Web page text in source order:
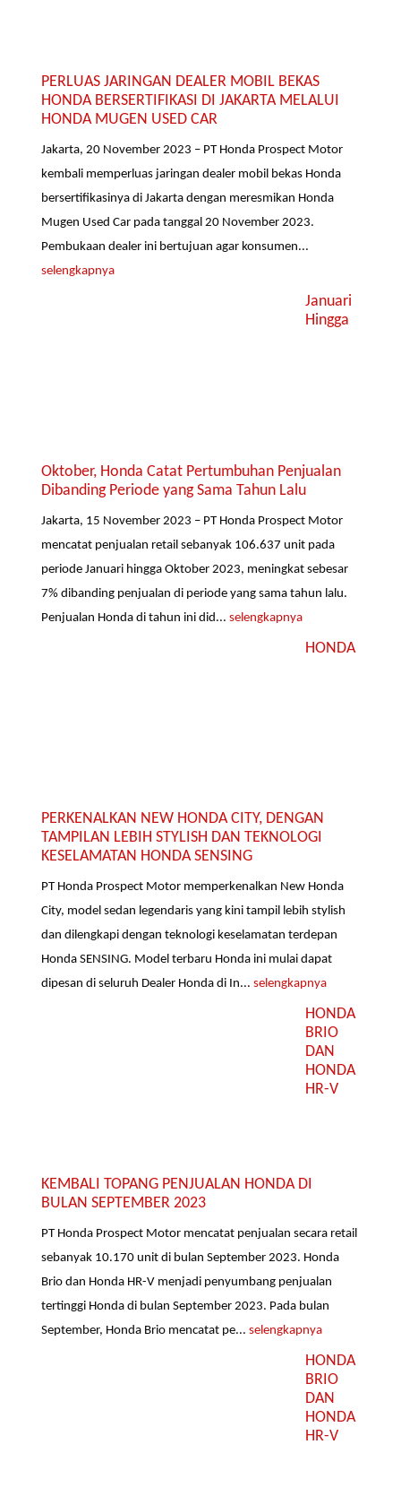
PERLUAS JARINGAN DEALER MOBIL BEKAS
HONDA BERSERTIFIKASI DI JAKARTA MELALUI
HONDA MUGEN USED CAR
Jakarta, 20 November 2023 – PT Honda Prospect Motor
kembali memperluas jaringan dealer mobil bekas Honda
bersertifikasinya di Jakarta dengan meresmikan Honda
Mugen Used Car pada tanggal 20 November 2023.
Pembukaan dealer ini bertujuan agar konsumen...
selengkapnya
Januari
Hingga
Oktober, Honda Catat Pertumbuhan Penjualan
Dibanding Periode yang Sama Tahun Lalu
Jakarta, 15 November 2023 – PT Honda Prospect Motor
mencatat penjualan retail sebanyak 106.637 unit pada
periode Januari hingga Oktober 2023, meningkat sebesar
7% dibanding penjualan di periode yang sama tahun lalu.
Penjualan Honda di tahun ini did...selengkapnya
HONDA
PERKENALKAN NEW HONDA CITY, DENGAN
TAMPILAN LEBIH STYLISH DAN TEKNOLOGI
KESELAMATAN HONDA SENSING
PT Honda Prospect Motor memperkenalkan New Honda
City, model sedan legendaris yang kini tampil lebih stylish
dan dilengkapi dengan teknologi keselamatan terdepan
Honda SENSING. Model terbaru Honda ini mulai dapat
dipesan di seluruh Dealer Honda di In...selengkapnya
HONDA
BRIO
DAN
HONDA
HR-V
KEMBALI TOPANG PENJUALAN HONDA DI
BULAN SEPTEMBER 2023
PT Honda Prospect Motor mencatat penjualan secara retail
sebanyak 10.170 unit di bulan September 2023. Honda
Brio dan Honda HR-V menjadi penyumbang penjualan
tertinggi Honda di bulan September 2023. Pada bulan
September, Honda Brio mencatat pe...selengkapnya
HONDA
BRIO
DAN
HONDA
HR-V